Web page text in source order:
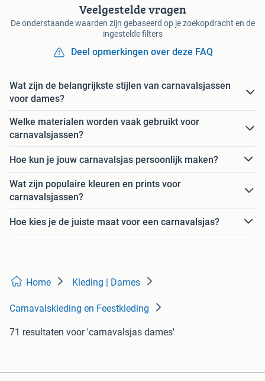
Veelgestelde vragen
De onderstaande waarden zijn gebaseerd op je zoekopdracht en de
ingestelde filters
Deel opmerkingen over deze FAQ
Wat zijn de belangrijkste stijlen van carnavalsjassen
voor dames?
Welke materialen worden vaak gebruikt voor
carnavalsjassen?
Hoe kun je jouw carnavalsjas persoonlijk maken?
Wat zijn populaire kleuren en prints voor
carnavalsjassen?
Hoe kies je de juiste maat voor een carnavalsjas?
Home Kleding | Dames
Carnavalskleding en Feestkleding
71 resultaten voor 'carnavalsjas dames'